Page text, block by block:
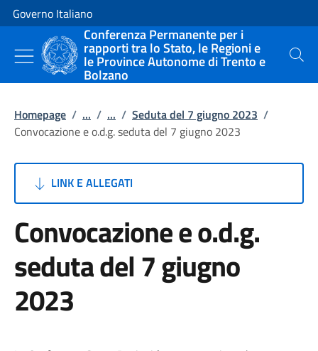
Vai al contenuto
Vai alla navigazione del sito
Governo Italiano
Conferenza Permanente per i
rapporti tra lo Stato, le Regioni e
le Province Autonome di Trento e
Bolzano
Cerca
Homepage / ... / ... / Seduta del 7 giugno 2023 /
Convocazione e o.d.g. seduta del 7 giugno 2023
LINK E ALLEGATI
Convocazione e o.d.g.
seduta del 7 giugno
2023